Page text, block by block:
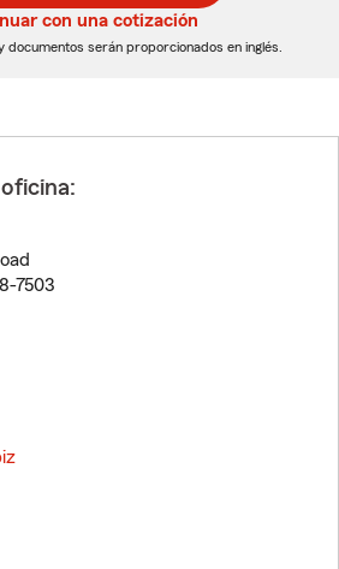
con una cotización
documentos serán proporcionados en inglés.
7503